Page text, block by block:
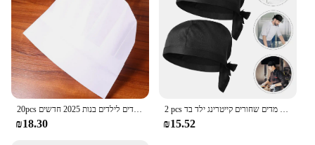
20pcs ילדים שף חד פעמיים ילדים רתדות אוכל קייטרינג כובע בישול כובע מסעדה מטבח ילדים לילדים בנות 2025 חדשים
₪18.30
2 pcs ריתוך כובעים מצחיק כובע שף סקלי לגברים מדים שחורים קייטרינג ילד בד
₪15.52